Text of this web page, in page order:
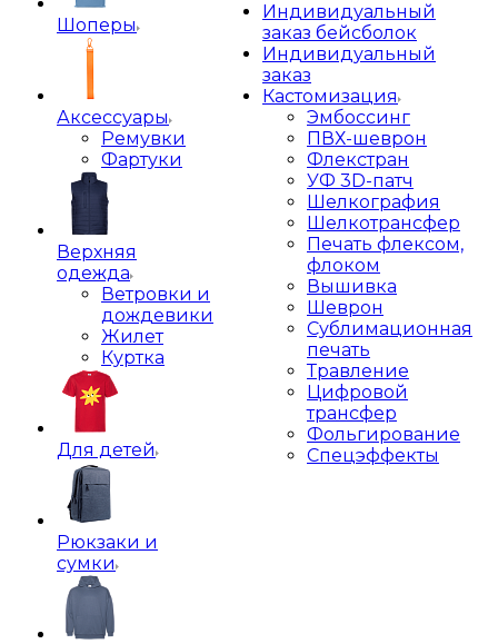
Шоперы
Аксессуары
Ремувки
Фартуки
Верхняя
одежда
Ветровки и
дождевики
Жилет
Куртка
Для детей
Рюкзаки и
сумки
Индивидуальный
заказ бейсболок
Индивидуальный
заказ
Кастомизация
Эмбоссинг
ПВХ-шеврон
Флекстран
УФ 3D-патч
Шелкография
Шелкотрансфер
Печать флексом,
флоком
Вышивка
Шеврон
Сублимационная
печать
Травление
Цифровой
трансфер
Фольгирование
Спецэффекты